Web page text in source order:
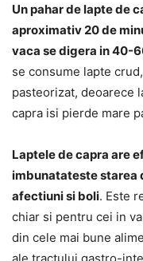
Un pahar de lapte de
aproximativ 20 de
vaca se digera in 40-
se consume lapte
pasteorizat, deoarece
capra isi pierde mare
Laptele de capra are
imbunatateste starea
afectiuni si boli. Este
chiar si pentru cei in
din cele mai bune